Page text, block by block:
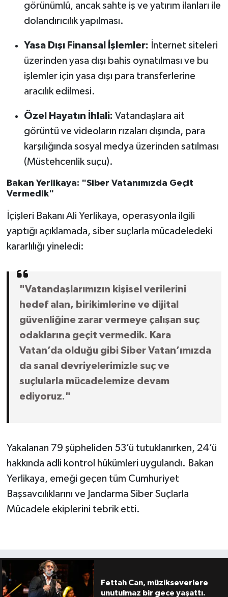
görünümlü, ancak sahte iş ve yatırım ilanları ile
dolandırıcılık yapılması.
Yasa Dışı Finansal İşlemler: İnternet siteleri
üzerinden yasa dışı bahis oynatılması ve bu
işlemler için yasa dışı para transferlerine
aracılık edilmesi.
Özel Hayatın İhlali: Vatandaşlara ait
görüntü ve videoların rızaları dışında, para
karşılığında sosyal medya üzerinden satılması
(Müstehcenlik suçu).
Bakan Yerlikaya: "Siber Vatanımızda Geçit
Vermedik"
İçişleri Bakanı Ali Yerlikaya, operasyonla ilgili
yaptığı açıklamada, siber suçlarla mücadeledeki
kararlılığı yineledi:
"Vatandaşlarımızın kişisel verilerini
hedef alan, birikimlerine ve dijital
güvenliğine zarar vermeye çalışan suç
odaklarına geçit vermedik. Kara
Vatan’da olduğu gibi Siber Vatan’ımızda
da sanal devriyelerimizle suç ve
suçlularla mücadelemize devam
ediyoruz."
Yakalanan 79 şüpheliden 53’ü tutuklanırken, 24’ü
hakkında adli kontrol hükümleri uygulandı. Bakan
Yerlikaya, emeği geçen tüm Cumhuriyet
Başsavcılıklarını ve Jandarma Siber Suçlarla
Mücadele ekiplerini tebrik etti.
Fettah Can, müzikseverlere
unutulmaz bir gece yaşattı.